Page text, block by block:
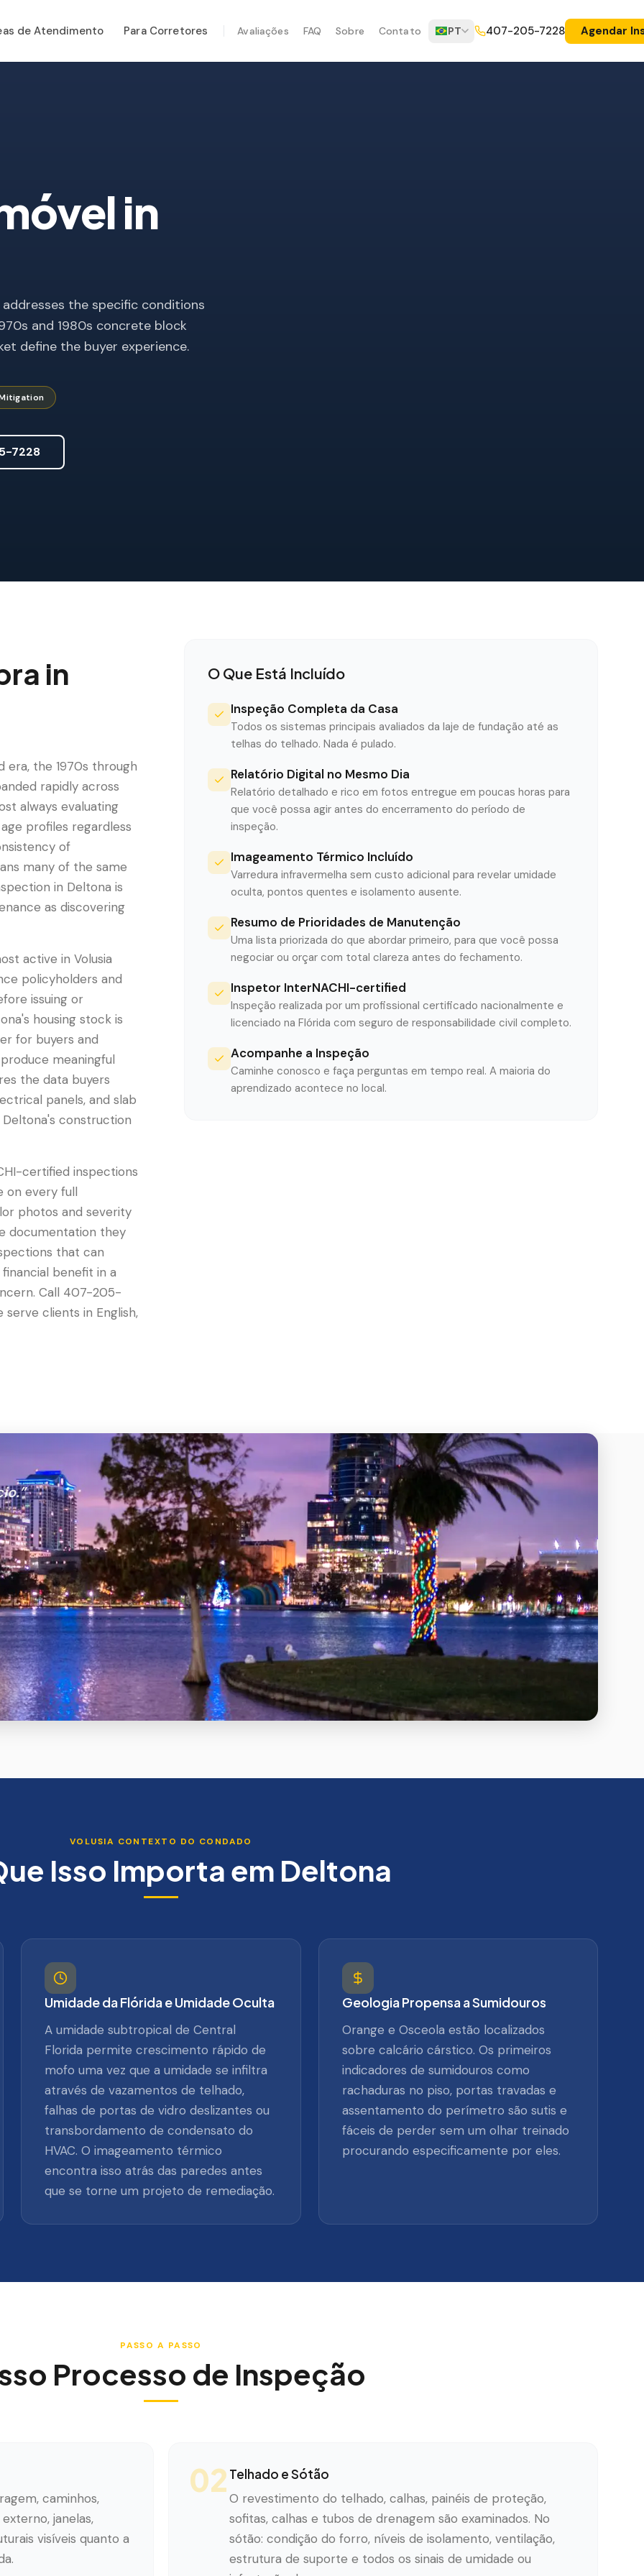
ESPECIALIZADOS
de Cupim
de Atendimento Para Corretores Avaliações FAQ Sobre Contato PT 407-205-7228 Agendar
in
the specific conditions
and 1980s concrete block
define the buyer experience.
7228
in
era, the 1970s through
rapidly across
always evaluating
profiles regardless
of
many of the same
in Deltona is
as discovering
active in Volusia
policyholders and
issuing or
housing stock is
for buyers and
meaningful
the data buyers
panels, and slab
construction
certified inspections
on every full
photos and severity
documentation they
that can
benefit in a
Call 407-205-
serve clients in English,
O Que Está Incluído
Inspeção Completa da Casa
Todos os sistemas principais avaliados da laje de fundação até as
telhas do telhado. Nada é pulado.
Relatório Digital no Mesmo Dia
Relatório detalhado e rico em fotos entregue em poucas horas para
que você possa agir antes do encerramento do período de
inspeção.
Imageamento Térmico Incluído
Varredura infravermelha sem custo adicional para revelar umidade
oculta, pontos quentes e isolamento ausente.
Resumo de Prioridades de Manutenção
Uma lista priorizada do que abordar primeiro, para que você possa
negociar ou orçar com total clareza antes do fechamento.
Inspetor InterNACHI-certified
Inspeção realizada por um profissional certificado nacionalmente e
licenciado na Flórida com seguro de responsabilidade civil completo.
Acompanhe a Inspeção
Caminhe conosco e faça perguntas em tempo real. A maioria do
aprendizado acontece no local.
”
VOLUSIA CONTEXTO DO CONDADO
Isso Importa em Deltona
Umidade da Flórida e Umidade Oculta
A umidade subtropical de Central
Florida permite crescimento rápido de
mofo uma vez que a umidade se infiltra
através de vazamentos de telhado,
falhas de portas de vidro deslizantes ou
transbordamento de condensato do
HVAC. O imageamento térmico
encontra isso atrás das paredes antes
que se torne um projeto de remediação.
Geologia Propensa a Sumidouros
Orange e Osceola estão localizados
sobre calcário cárstico. Os primeiros
indicadores de sumidouros como
rachaduras no piso, portas travadas e
assentamento do perímetro são sutis e
fáceis de perder sem um olhar treinado
procurando especificamente por eles.
PASSO A PASSO
Processo de Inspeção
caminhos,
janelas,
visíveis quanto a
02 Telhado e Sótão
O revestimento do telhado, calhas, painéis de proteção,
sofitas, calhas e tubos de drenagem são examinados. No
sótão: condição do forro, níveis de isolamento, ventilação,
estrutura de suporte e todos os sinais de umidade ou